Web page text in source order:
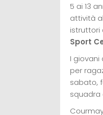
5 ai 13
attività
istruttori
Sport
I
per
sabato,
squadra